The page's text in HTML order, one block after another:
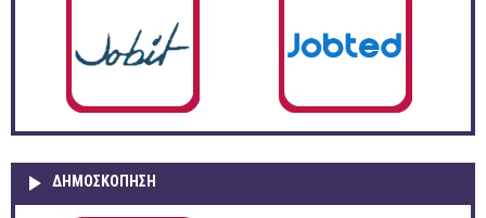
ΔΗΜΟΣΚΌΠΗΣΗ